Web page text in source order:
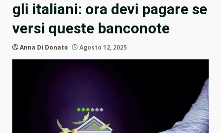
gli italiani: ora devi pagare se
versi queste banconote
Anna Di Donato Agosto 12, 2025